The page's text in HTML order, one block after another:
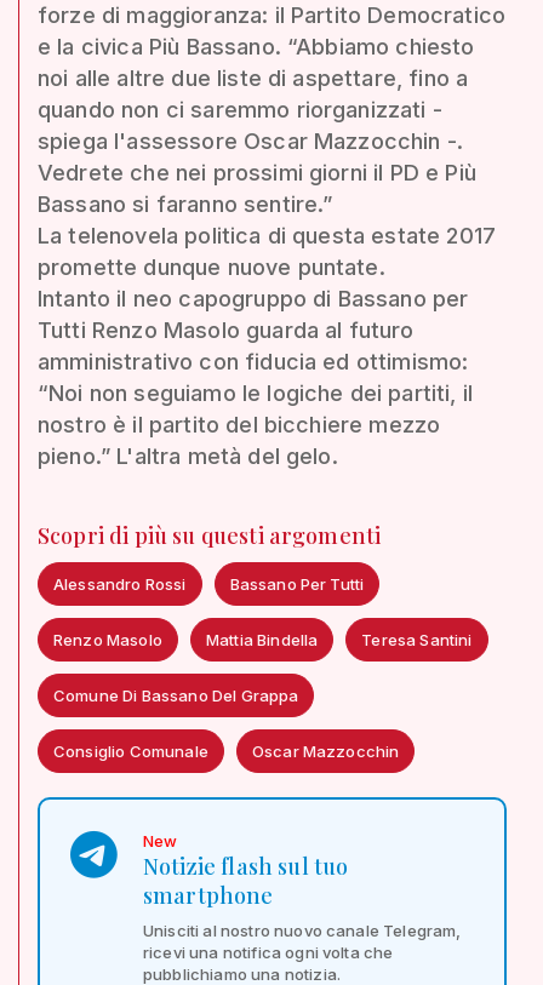
forze di maggioranza: il Partito Democratico
e la civica Più Bassano. “Abbiamo chiesto
noi alle altre due liste di aspettare, fino a
quando non ci saremmo riorganizzati -
spiega l'assessore Oscar Mazzocchin -.
Vedrete che nei prossimi giorni il PD e Più
Bassano si faranno sentire.”
La telenovela politica di questa estate 2017
promette dunque nuove puntate.
Intanto il neo capogruppo di Bassano per
Tutti Renzo Masolo guarda al futuro
amministrativo con fiducia ed ottimismo:
“Noi non seguiamo le logiche dei partiti, il
nostro è il partito del bicchiere mezzo
pieno.” L'altra metà del gelo.
Scopri di più su questi argomenti
Alessandro Rossi Bassano Per Tutti
Renzo Masolo Mattia Bindella Teresa Santini
Comune Di Bassano Del Grappa
Consiglio Comunale Oscar Mazzocchin
New
Notizie flash sul tuo
smartphone
Unisciti al nostro nuovo canale Telegram,
ricevi una notifica ogni volta che
pubblichiamo una notizia.